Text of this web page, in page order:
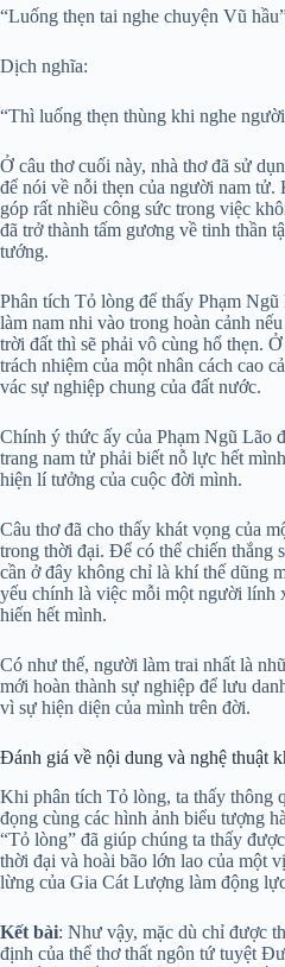
“Luống thẹn tai nghe chuyện Vũ
Dịch nghĩa:
“Thì luống thẹn thùng khi nghe
Ở câu thơ cuối này, nhà thơ đã sử
để nói về nỗi thẹn của người nam
góp rất nhiều công sức trong việc
đã trở thành tấm gương về tinh thần
tướng.
Phân tích Tỏ lòng để thấy Phạm
làm nam nhi vào trong hoàn cảnh
trời đất thì sẽ phải vô cùng hổ thẹn.
trách nhiệm của một nhân cách cao
vác sự nghiệp chung của đất nước.
Chính ý thức ấy của Phạm Ngũ Lão
trang nam tử phải biết nỗ lực hết
hiện lí tưởng của cuộc đời mình.
Câu thơ đã cho thấy khát vọng của
trong thời đại. Để có thể chiến thắng
cần ở đây không chỉ là khí thế dũng
yếu chính là việc mỗi một người lính
hiến hết mình.
Có như thế, người làm trai nhất là
mới hoàn thành sự nghiệp để lưu
vì sự hiện diện của mình trên đời.
Đánh giá về nội dung và nghệ thuật
Khi phân tích Tỏ lòng, ta thấy thông
đọng cùng các hình ảnh biểu tượng
“Tỏ lòng” đã giúp chúng ta thấy
thời đại và hoài bão lớn lao của một
lừng của Gia Cát Lượng làm động
Kết bài: Như vậy, mặc dù chỉ được
định của thể thơ thất ngôn tứ tuyệt